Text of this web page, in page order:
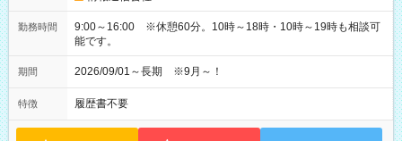
勤務時間
9:00～16:00 ※休憩60分。10時～18時・10時～19時も相談可
能です。
期間 2026/09/01～長期 ※9月～！
特徴 履歴書不要